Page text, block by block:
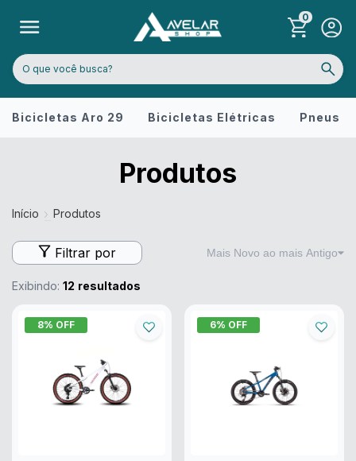
0
Bicicletas Aro 29 Bicicletas Elétricas Pneus
Produtos
Início Produtos
Filtrar por
Exibindo: 12 resultados
8% OFF 6% OFF